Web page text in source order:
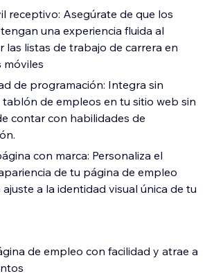
receptivo: Asegúrate de que los
una experiencia fluida al
las listas de trabajo de carrera en
móviles
de programación: Integra sin
tablón de empleos en tu sitio web sin
contar con habilidades de
con marca: Personaliza el
de tu página de empleo
ajuste a la identidad visual única de tu
de empleo con facilidad y atrae a